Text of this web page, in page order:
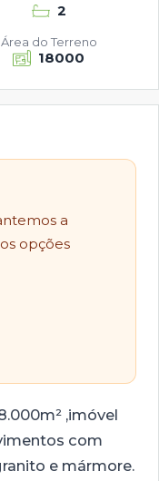
2
18000
Área do Terreno
a
opções
,imóvel
com
e mármore.